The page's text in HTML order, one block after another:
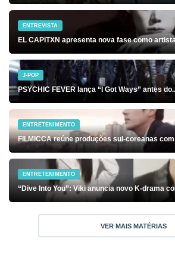
ENTREVISTA
EL CAPITXN apresenta nova fase como
J-POP
PSYCHIC FEVER lança “I Got Ways” antes
ENTRETENIMENTO
FILMICCA reúne produções sul-coreanas
ENTRETENIMENTO
“Dive Into You”: Viki anuncia novo K-drama
VER MAIS MATÉRIAS